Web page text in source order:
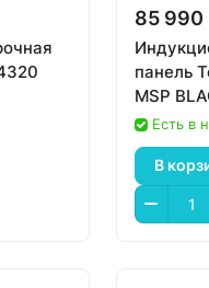
85 990
панель
MSP
Есть в
В